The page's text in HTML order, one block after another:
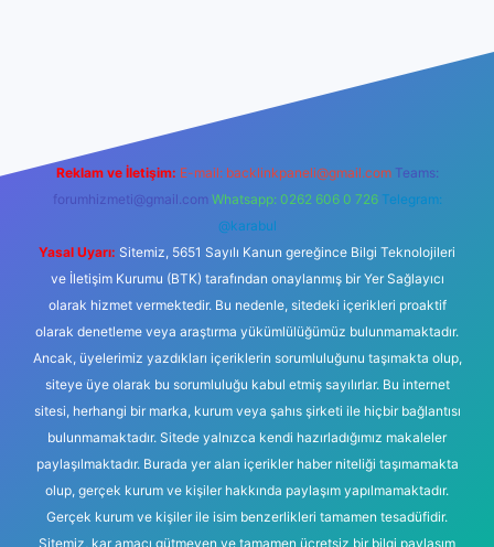
Reklam ve İletişim: E-mail: backlinkpaneli@gmail.com Teams:
forumhizmeti@gmail.com Whatsapp: 0262 606 0 726 Telegram:
@karabul
Yasal Uyarı: Sitemiz, 5651 Sayılı Kanun gereğince Bilgi Teknolojileri
ve İletişim Kurumu (BTK) tarafından onaylanmış bir Yer Sağlayıcı
olarak hizmet vermektedir. Bu nedenle, sitedeki içerikleri proaktif
olarak denetleme veya araştırma yükümlülüğümüz bulunmamaktadır.
Ancak, üyelerimiz yazdıkları içeriklerin sorumluluğunu taşımakta olup,
siteye üye olarak bu sorumluluğu kabul etmiş sayılırlar. Bu internet
sitesi, herhangi bir marka, kurum veya şahıs şirketi ile hiçbir bağlantısı
bulunmamaktadır. Sitede yalnızca kendi hazırladığımız makaleler
paylaşılmaktadır. Burada yer alan içerikler haber niteliği taşımamakta
olup, gerçek kurum ve kişiler hakkında paylaşım yapılmamaktadır.
Gerçek kurum ve kişiler ile isim benzerlikleri tamamen tesadüfidir.
Sitemiz, kar amacı gütmeyen ve tamamen ücretsiz bir bilgi paylaşım